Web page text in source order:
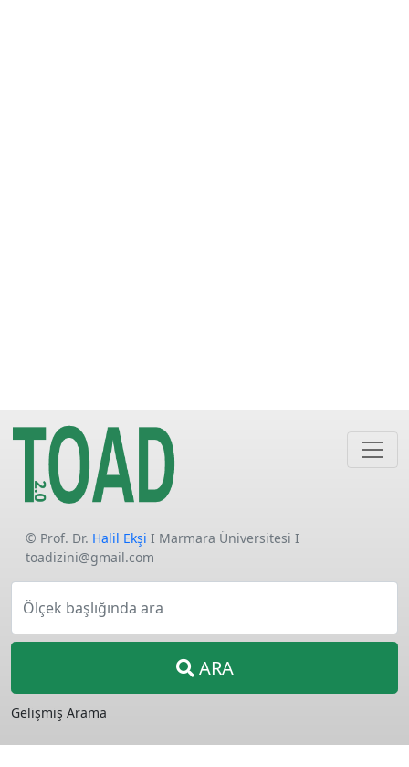
© Prof. Dr. Halil Ekşi I Marmara Üniversitesi I
toadizini@gmail.com
Ölçek başlığında ara
ARA
Gelişmiş Arama